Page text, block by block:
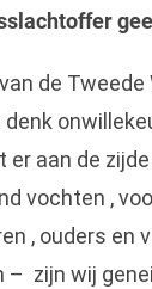
de
er aan de
vochten ,
, ouders en
zijn wij